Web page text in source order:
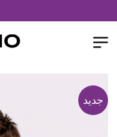
جدید